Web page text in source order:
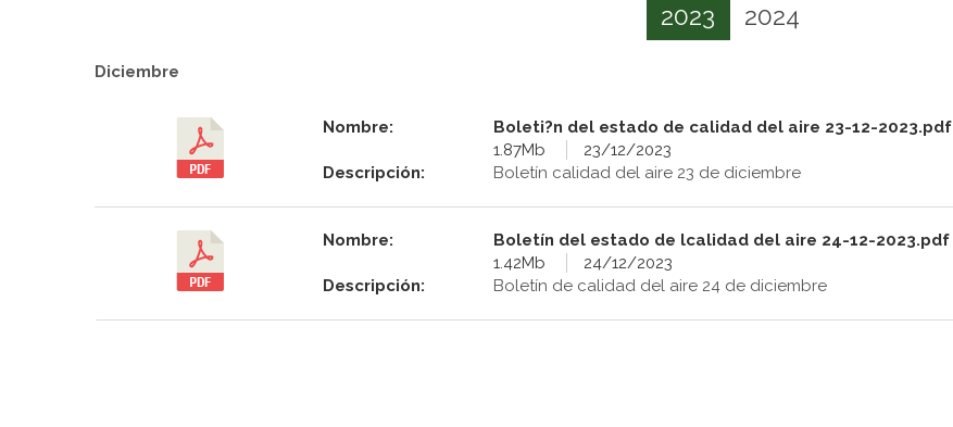
2023 2024
Diciembre
Nombre:
Boleti?n del estado de calidad del aire 23-12-2023.pdf
1.87Mb
23/12/2023
Descripción:
Boletín calidad del aire 23 de diciembre
Nombre:
Boletín del estado de lcalidad del aire 24-12-2023.pdf
1.42Mb
24/12/2023
Descripción:
Boletín de calidad del aire 24 de diciembre